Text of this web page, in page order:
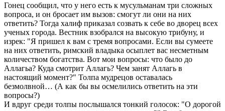
Гонец сообщил, что у него есть к мусульманам три сложных
вопроса, и он бросает им вызов: смогут ли они на них
ответить? Тогда халиф приказал созвать к себе во дворец всех
ученых города. Вестник взобрался на высокую трибуну, и
изрек: "Я пришел к вам с тремя вопросами. Если вы сумеете
на них ответить, римский владыка осыплет вас несметным
количеством богатства. Вот мои вопросы: что было до
Аллагьа? Куда смотрит Аллагь? Чем занят Аллагь в
настоящий момент?" Толпа мудрецов оставалась
безмолвной… (А как бы вы осмелились ответить на эти
вопросы?)
И вдруг среди толпы послышался тонкий голосок: "О дорогой